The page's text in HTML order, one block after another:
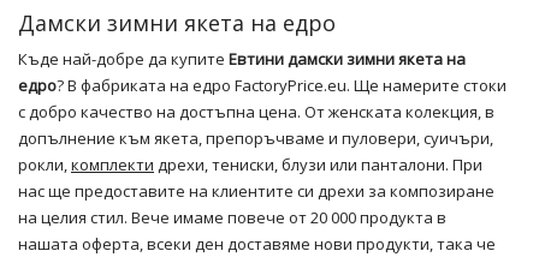
Дамски зимни якета на едро
Къде най-добре да купите Евтинидамски зимни якета на
едро? В фабриката на едро FactoryPrice.eu. Ще намерите стоки
с добро качество на достъпна цена. От женската колекция, в
допълнение към якета, препоръчваме и пуловери, суичъри,
рокли,комплекти дрехи, тениски, блузи или панталони. При
нас ще предоставите на клиентите си дрехи за композиране
на целия стил. Вече имаме повече от 20 000 продукта в
нашата оферта, всеки ден доставяме нови продукти, така че